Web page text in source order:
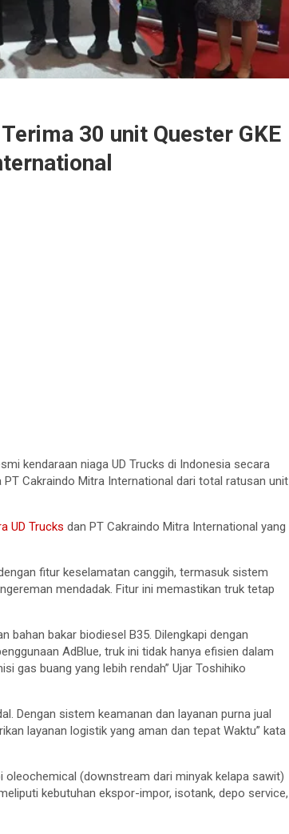
30 unit Quester GKE
kendaraan niaga UD Trucks di Indonesia secara
Cakraindo Mitra International dari total ratusan unit
UD Trucks dan PT Cakraindo Mitra International yang
fitur keselamatan canggih, termasuk sistem
mendadak. Fitur ini memastikan truk tetap
bahan bakar biodiesel B35. Dilengkapi dengan
AdBlue, truk ini tidak hanya efisien dalam
gas buang yang lebih rendah” Ujar Toshihiko
Dengan sistem keamanan dan layanan purna jual
layanan logistik yang aman dan tepat Waktu” kata
oleochemical (downstream dari minyak kelapa sawit)
kebutuhan ekspor-impor, isotank, depo service,